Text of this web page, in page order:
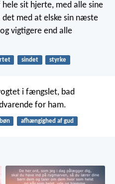
sit hjerte, med alle sine
det med at elske sin næste
vigtigere end alle
sindet styrke
i fængslet, bad
for ham.
bøn
afhængighed af gud